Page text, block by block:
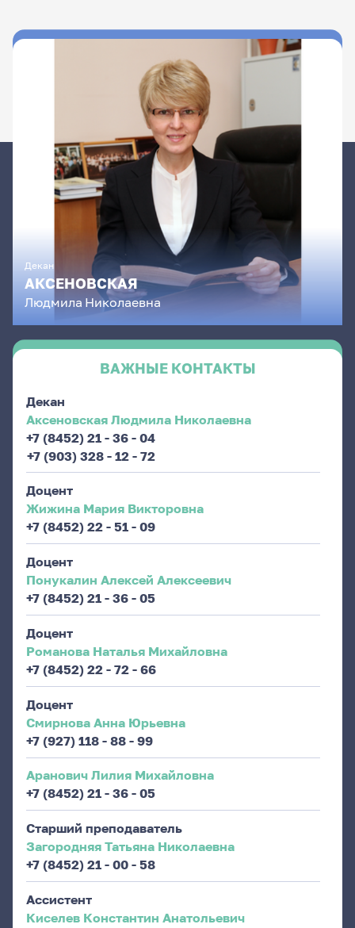
Декан
АКСЕНОВСКАЯ
Людмила Николаевна
ВАЖНЫЕ КОНТАКТЫ
Декан
Аксеновская Людмила Николаевна
+7 (8452) 21 - 36 - 04
+7 (903) 328 - 12 - 72
Доцент
Жижина Мария Викторовна
+7 (8452) 22 - 51 - 09
Доцент
Понукалин Алексей Алексеевич
+7 (8452) 21 - 36 - 05
Доцент
Романова Наталья Михайловна
+7 (8452) 22 - 72 - 66
Доцент
Смирнова Анна Юрьевна
+7 (927) 118 - 88 - 99
Аранович Лилия Михайловна
+7 (8452) 21 - 36 - 05
Старший преподаватель
Загородняя Татьяна Николаевна
+7 (8452) 21 - 00 - 58
Ассистент
Киселев Константин Анатольевич